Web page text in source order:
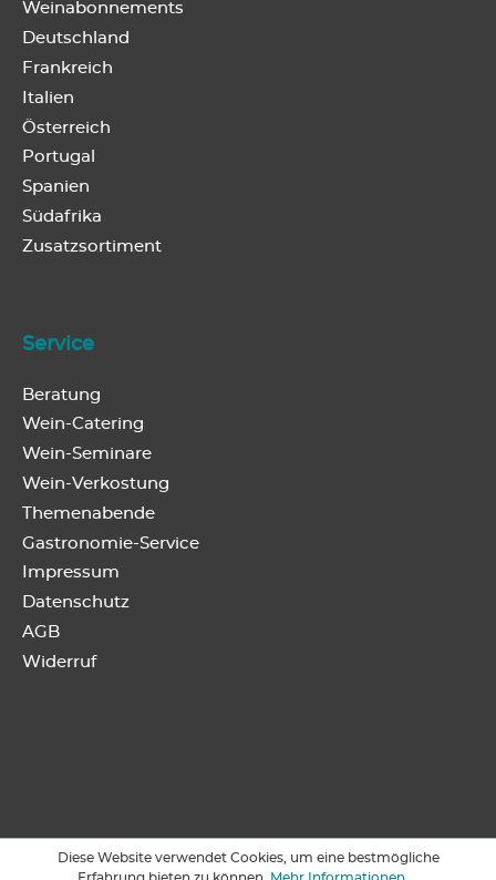
Weinabonnements
Deutschland
Frankreich
Italien
Österreich
Portugal
Spanien
Südafrika
Zusatzsortiment
Service
Beratung
Wein-Catering
Wein-Seminare
Wein-Verkostung
Themenabende
Gastronomie-Service
Impressum
Datenschutz
AGB
Widerruf
Diese Website verwendet Cookies, um eine bestmögliche